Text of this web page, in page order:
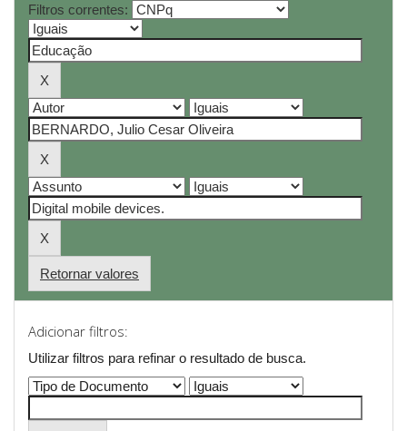
Filtros correntes:
Retornar valores
Adicionar filtros:
Utilizar filtros para refinar o resultado de busca.